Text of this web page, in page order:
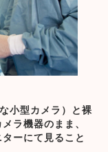
小型カメラ）と裸
ラ機器のまま、
ーにて見ること